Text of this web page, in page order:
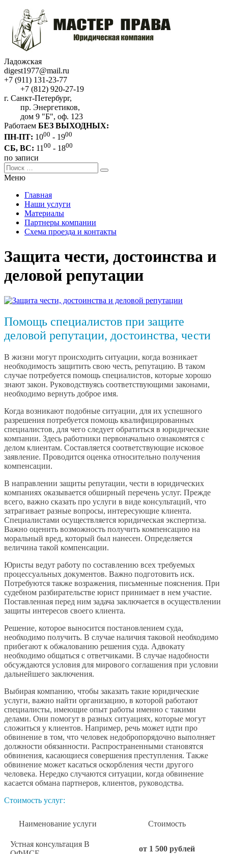
Ладожская
digest1977@mail.ru
+7 (911) 131-23-77
+7 (812) 920-27-19
г. Санкт-Петербург,
пр. Энергетиков,
дом 9 "Б", оф. 123
Работаем БЕЗ ВЫХОДНЫХ:
ПН-ПТ: 1000 - 1900
СБ, ВС: 1100 - 1800
по записи
Меню
Главная
Наши услуги
Материалы
Партнеры компании
Схема проезда и контакты
Защита чести, достоинства и
деловой репутации
Помощь специалистов при защите
деловой репутации, достоинства, чести
В жизни могут происходить ситуации, когда возникает
необходимость защитить свою честь, репутацию. В таком
случае потребуется помощь специалистов, которые хорошо
знают закон. Руководствуясь соответствующими законами,
необходимо вернуть доброе имя.
Когда возникают подобные ситуации, для их успешного
разрешения потребуется помощь квалифицированных
специалистов, для чего следует обратиться в юридические
компании. Здесь работники первоначально ознакомятся с
делом клиентам. Составляется соответствующие исковое
заявление. Проводится оценка относительно получения
компенсации.
В направлении защиты репутации, чести в юридических
компаниях оказывается обширный перечень услуг. Прежде
всего, важно сказать про услуги в виде консультаций, что
затрагивает разные вопросы, интересующие клиента.
Специалистами осуществляется юридическая экспертиза.
Важно оценить возможность получить компенсацию на
моральный вред, который был нанесен. Определяется
величина такой компенсации.
Юристы ведут работу по составлению всех требуемых
процессуальных документов. Важно подготовить иск.
Потребуются также возражения, письменные пояснения. При
судебном разбирательстве юрист принимает в нем участие.
Поставленная перед ним задача заключается в осуществлении
защиты интересов своего клиента.
Решение, которое выносится постановлением суда,
необходимо получить. В случае наличия таковой необходимо
прибегают к обжалованию решения суда. Адвокату
необходимо общаться с ответчиками. В случае надобности
обсуждаются условия для мирового соглашения при условии
дальнейшего заключения.
Выбирая компанию, чтобы заказать такие юридические
услуги, важно найти организацию, в которой работают
специалисты, имеющие опыт работы именно с такими
делами. Они помогут в разных ситуациях, которые могут
сложиться у клиентов. Например, речь может идти про
обвинение в том, что человек недобропорядочно выполняет
должности обязанности. Распространенными становятся
обвинения, касающиеся совершения преступления. Также
обвинение может касаться оскорбления чести другого
человека. Нередко случаются ситуации, когда обвинение
касается обмана партнеров, клиентов, руководства.
Стоимость услуг:
Наименование услуги Стоимость
Устная консультация В
от 1 500 рублей